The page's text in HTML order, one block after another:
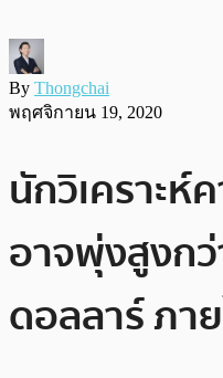
By Thongchai
พฤศจิกายน 19, 2020
นักวิเคราะห์
อาจพุ่งสูงก
ดอลลาร์ ภา